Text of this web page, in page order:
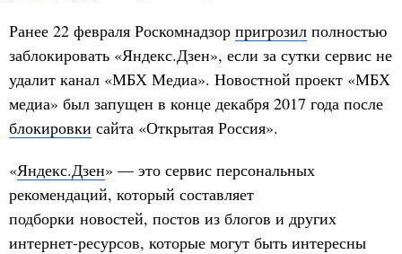
Ранее 22 февраля Роскомнадзор пригрозил полностью
заблокировать «Яндекс.Дзен», если за сутки сервис не
удалит канал «МБХ Медиа». Новостной проект «МБХ
медиа» был запущен в конце декабря 2017 года после
блокировки сайта «Открытая Россия».
«Яндекс.Дзен» — это сервис персональных
рекомендаций, который составляет
подборки новостей, постов из блогов и других
интернет-ресурсов, которые могут быть интересны